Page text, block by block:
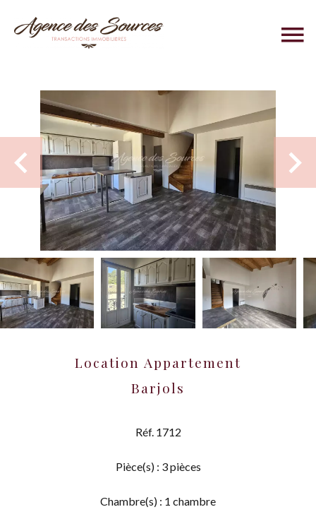
Location Appartement
Barjols
Réf. 1712
Pièce(s) : 3 pièces
Chambre(s) : 1 chambre